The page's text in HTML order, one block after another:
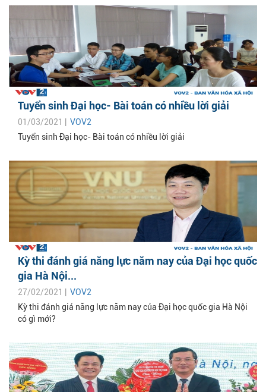
Tuyển sinh Đại học- Bài toán có nhiều lời giải
01/03/2021 | VOV2
Tuyển sinh Đại học- Bài toán có nhiều lời giải
Kỳ thi đánh giá năng lực năm nay của Đại học quốc
gia Hà Nội...
27/02/2021 | VOV2
Kỳ thi đánh giá năng lực năm nay của Đại học quốc gia Hà Nội
có gì mới?